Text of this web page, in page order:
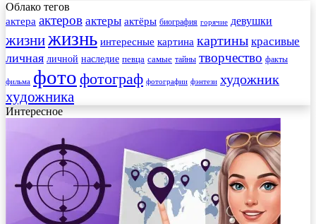
Облако тегов
актера актеров актеры актёры биография горячие девушки
жизнижизнь интересные картина картины красивые
личная личной наследие певца самые тайны творчество факты
фильма фото фотограф фотографии фэнтези художник
художника
Интересное